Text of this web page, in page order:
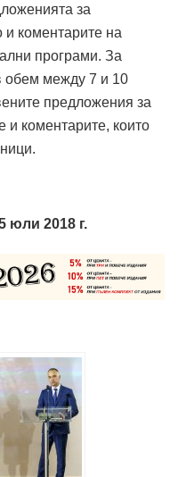
за
и коментарите на
програми. За
обем между 7 и 10
предложения за
и коментарите, които
юли 2018 г.